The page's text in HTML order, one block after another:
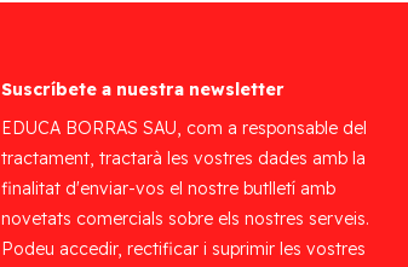
Suscríbete a nuestra newsletter
EDUCA BORRAS SAU, com a responsable del
tractament, tractarà les vostres dades amb la
finalitat d'enviar-vos el nostre butlletí amb
novetats comercials sobre els nostres serveis.
Podeu accedir, rectificar i suprimir les vostres